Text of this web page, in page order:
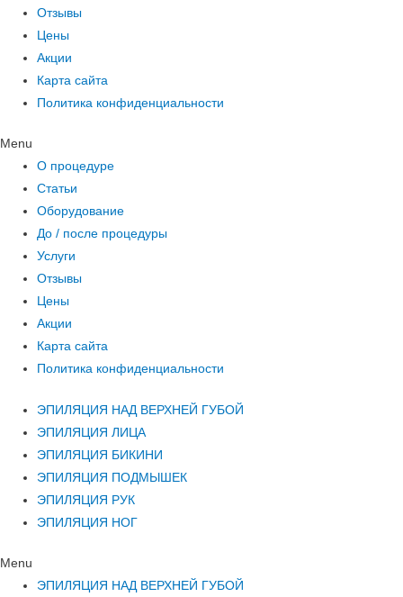
Отзывы
Цены
Акции
Карта сайта
Политика конфиденциальности
Menu
О процедуре
Статьи
Оборудование
До / после процедуры
Услуги
Отзывы
Цены
Акции
Карта сайта
Политика конфиденциальности
ЭПИЛЯЦИЯ НАД ВЕРХНЕЙ ГУБОЙ
ЭПИЛЯЦИЯ ЛИЦА
ЭПИЛЯЦИЯ БИКИНИ
ЭПИЛЯЦИЯ ПОДМЫШЕК
ЭПИЛЯЦИЯ РУК
ЭПИЛЯЦИЯ НОГ
Menu
ЭПИЛЯЦИЯ НАД ВЕРХНЕЙ ГУБОЙ